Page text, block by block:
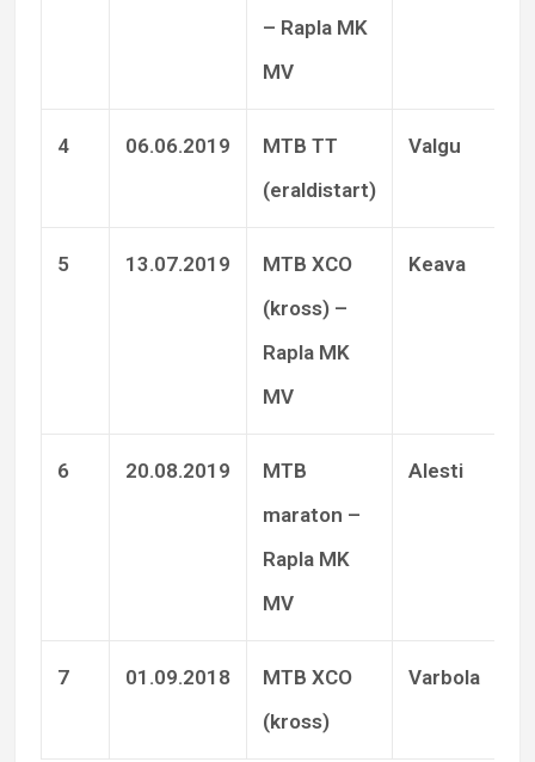
– Rapla MK
MV
4 06.06.2019
MTB TT
(eraldistart)
Valgu
5 13.07.2019
MTB XCO
(kross) –
Rapla MK
MV
Keava
6 20.08.2019
MTB
maraton –
Rapla MK
MV
Alesti
7 01.09.2018
MTB XCO
(kross)
Varbola